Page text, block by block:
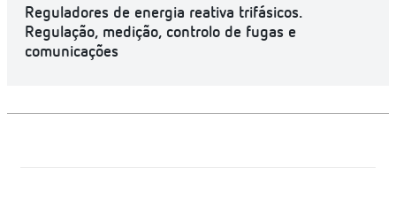
Reguladores de energia reativa trifásicos.
Regulação, medição, controlo de fugas e
comunicações